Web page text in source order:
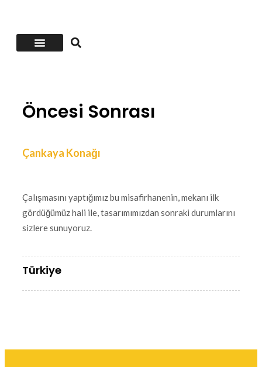
Öncesi Sonrası
Çankaya Konağı
Çalışmasını yaptığımız bu misafirhanenin, mekanı ilk
gördüğümüz hali ile, tasarımımızdan sonraki durumlarını
sizlere sunuyoruz.
Türkiye